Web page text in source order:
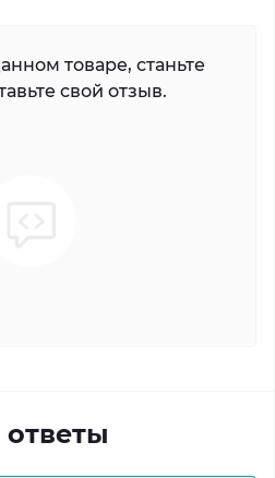
товаре, станьте
свой отзыв.